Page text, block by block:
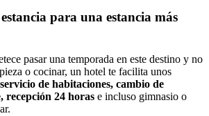
para una estancia más
pasar una temporada en este destino y no
o cocinar, un hotel te facilita unos
servicio de habitaciones, cambio de
recepción 24 horas e incluso gimnasio o